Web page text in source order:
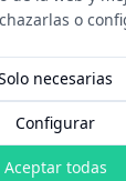
o
necesarias
Configurar
Aceptar todas